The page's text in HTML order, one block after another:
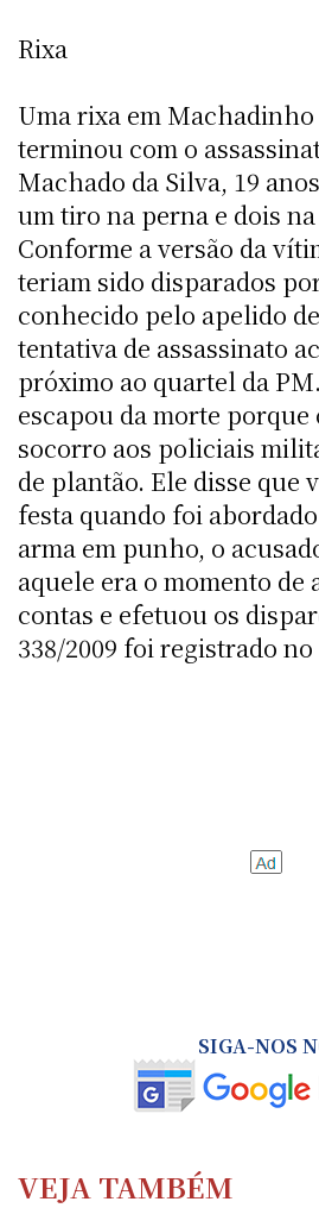
Rixa
Uma rixa em Machadinho
terminou com o
Machado da Silva, 19
um tiro na perna e dois
Conforme a versão da
teriam sido disparados
conhecido pelo apelido de
tentativa de assassinato
próximo ao quartel da
escapou da morte
socorro aos policiais
de plantão. Ele disse que
festa quando foi abordado
arma em punho, o
aquele era o momento de
contas e efetuou os
338/2009 foi registrado no
SIGA-NOS
VEJA TAMBÉM